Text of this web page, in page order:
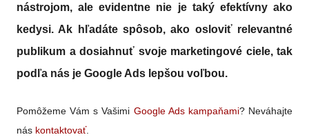
nástrojom, ale evidentne nie je taký efektívny ako
kedysi. Ak hľadáte spôsob, ako osloviť relevantné
publikum a dosiahnuť svoje marketingové ciele, tak
podľa nás je Google Ads lepšou voľbou.
Pomôžeme Vám s Vašimi Google Ads kampaňami? Neváhajte
nás kontaktovať.